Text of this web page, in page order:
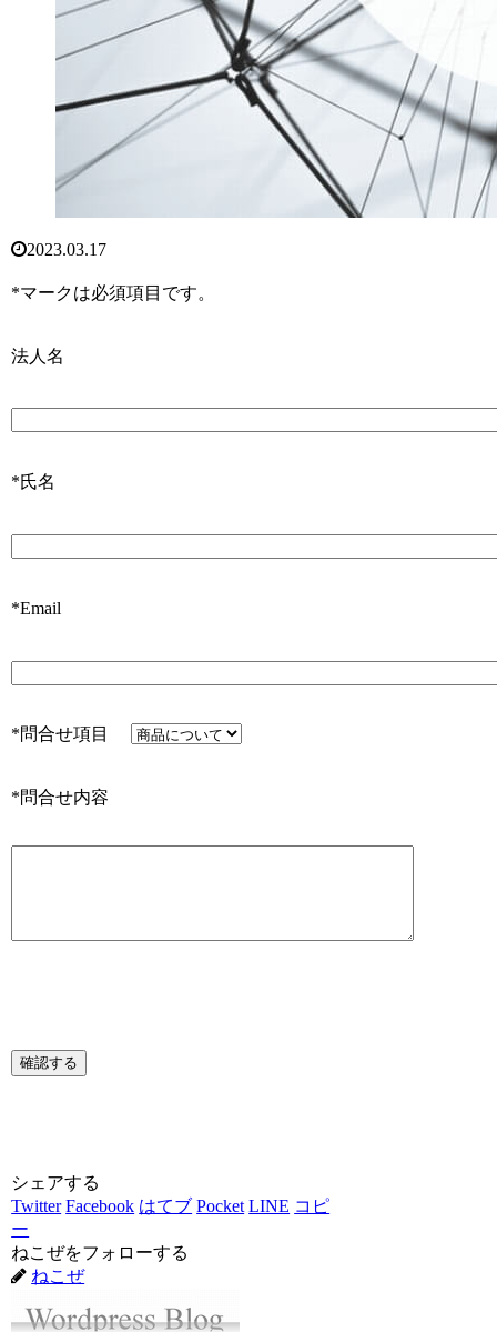
2023.03.17
*マークは必須項目です。
法人名
*氏名
*Email
*問合せ項目
*問合せ内容
シェアする
Twitter Facebook はてブ Pocket LINE コピ
ー
ねこぜをフォローする
ねこぜ